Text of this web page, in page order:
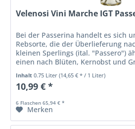
Velenosi Vini Marche IGT
Bei der Passerina handelt es sich
Rebsorte, die der Überlieferung
kleinen Sperlings (ital. "Passero")
einen nach Blüten, Kernobst und
Inhalt0.75 Liter(14,65 € * / 1 Liter)
10,99 € *
6 Flaschen 65,94 € *
Merken